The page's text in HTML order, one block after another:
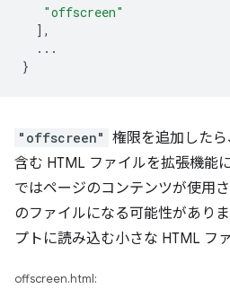
"offscreen"
],
...
}
"offscreen" 権限を追加した
含む HTML ファイルを拡張機能
ではページのコンテンツが使用
のファイルになる可能性があり
プトに読み込む小さな HTML フ
offscreen.html: